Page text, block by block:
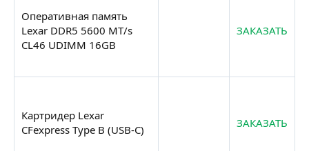
Оперативная память
Lexar DDR5 5600 MT/s
CL46 UDIMM 16GB
ЗАКАЗАТЬ
Картридер Lexar
CFexpress Type B (USB-C)
ЗАКАЗАТЬ